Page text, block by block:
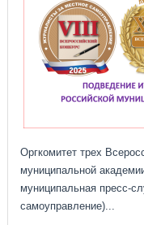
Оргкомитет трех
муниципальной
муниципальная пресс-
самоуправление)...